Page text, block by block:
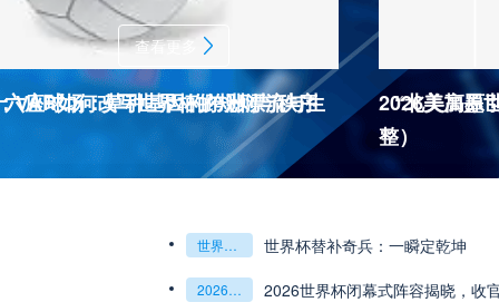
VAR如何改写世界杯的规则与秩序
座球场：草种基因的跨洲漂流与生 “北美高原
2026世界杯J组前瞻：阿根廷一骑绝尘 阿尔及利亚与奥地利激战争夺出线权
2026世界杯J组
权
“北美冷链暗战：2026世界杯跨境餐食的防疫困局”
“北美冷链暗战：
2026美加墨
整）
查看更多
世界杯替补奇兵：一瞬定乾坤 世界杯替补奇兵：一瞬定乾坤
2026世界杯闭幕式阵容揭晓 收官盛典看点全解析
2026世界杯闭幕式阵容揭晓，收